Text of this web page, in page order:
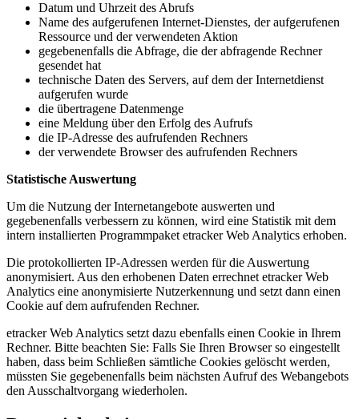
Datum und Uhrzeit des Abrufs
Name des aufgerufenen Internet-Dienstes, der aufgerufenen
Ressource und der verwendeten Aktion
gegebenenfalls die Abfrage, die der abfragende Rechner
gesendet hat
technische Daten des Servers, auf dem der Internetdienst
aufgerufen wurde
die übertragene Datenmenge
eine Meldung über den Erfolg des Aufrufs
die IP-Adresse des aufrufenden Rechners
der verwendete Browser des aufrufenden Rechners
Statistische Auswertung
Um die Nutzung der Internetangebote auswerten und
gegebenenfalls verbessern zu können, wird eine Statistik mit dem
intern installierten Programmpaket etracker Web Analytics erhoben.
Die protokollierten IP-Adressen werden für die Auswertung
anonymisiert. Aus den erhobenen Daten errechnet etracker Web
Analytics eine anonymisierte Nutzerkennung und setzt dann einen
Cookie auf dem aufrufenden Rechner.
etracker Web Analytics setzt dazu ebenfalls einen Cookie in Ihrem
Rechner. Bitte beachten Sie: Falls Sie Ihren Browser so eingestellt
haben, dass beim Schließen sämtliche Cookies gelöscht werden,
müssten Sie gegebenenfalls beim nächsten Aufruf des Webangebots
den Ausschaltvorgang wiederholen.